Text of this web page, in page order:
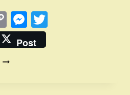
Copy
Link
Messenger
Post
VII